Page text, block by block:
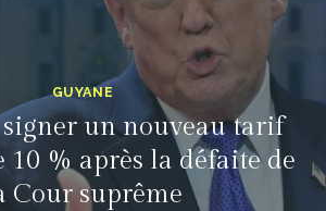
GUYANE
un nouveau tarif
% après la défaite de
Cour suprême